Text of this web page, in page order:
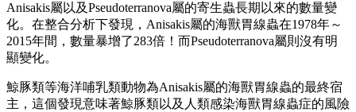
Anisakis屬以及Pseudoterranova屬的寄生蟲長期以來的數量變
化。在整合分析下發現，Anisakis屬的海獸胃線蟲在1978年～
2015年間，數量暴增了283倍！而Pseudoterranova屬則沒有明
顯變化。
鯨豚類等海洋哺乳類動物為Anisakis屬的海獸胃線蟲的最終宿
主，這個發現意味著鯨豚類以及人類感染海獸胃線蟲症的風險